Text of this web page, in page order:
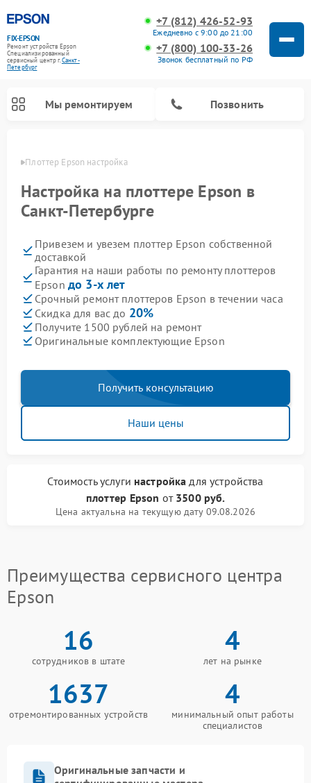
FIX-EPSON
Ремонт устройств Epson
Специализированный
cервисный центр г.Санкт-
Петербург
+7 (812) 426-52-93
Ежедневно с 9:00 до 21:00
+7 (800) 100-33-26
Звонок бесплатный по РФ
Мы ремонтируем Позвонить
Плоттер Epson настройка
Настройка на плоттере Epson в
Санкт-Петербурге
Привезем и увезем плоттер Epson собственной
доставкой
Гарантия на наши работы по ремонту плоттеров
Epson до 3-х лет
Срочный ремонт плоттеров Epson в течении часа
Скидка для вас до 20%
Получите 1500 рублей на ремонт
Оригинальные комплектующие Epson
Получить консультацию
Наши цены
Стоимость услуги настройка для устройства
плоттер Epson от 3500 руб.
Цена актуальна на текущую дату 09.08.2026
Преимущества сервисного центра
Epson
16
сотрудников в штате
4
лет на рынке
1637
отремонтированных устройств
4
минимальный опыт работы
специалистов
Оригинальные запчасти и